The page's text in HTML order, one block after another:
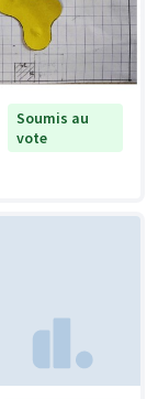
Soumis au
vote